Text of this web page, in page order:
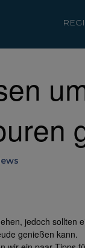
jedoch sollten
genießen kann.